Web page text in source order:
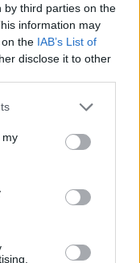
by third parties on the
information may
the IAB’s List of
disclose it to other
or more Google
You may click to
third-party tags to
in below Google
my
lan menehi
stroberi ing
kanggo
mbantu
flavonol,
mbantu